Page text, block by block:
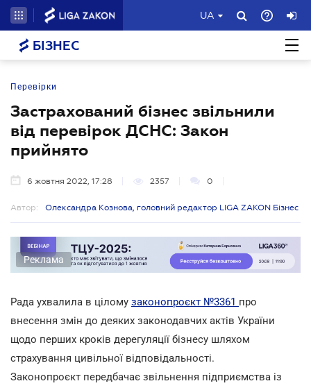
UA
БІЗНЕС
Перевірки
Застрахований бізнес звільнили
від перевірок ДСНС: Закон
прийнято
6 жовтня 2022, 17:28 2357 0
Автор: Олександра Кознова, головний редактор LIGA ZAKON Бізнес
Реклама
Рада ухвалила в цілому законопроєкт №3361 про
внесення змін до деяких законодавчих актів України
щодо перших кроків дерегуляції бізнесу шляхом
страхування цивільної відповідальності.
Законопроєкт передбачає звільнення підприємства із